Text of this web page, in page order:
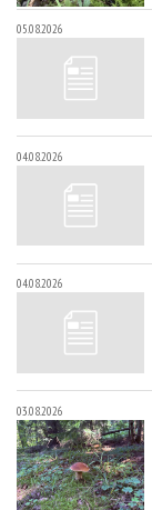
05.08.2026
04.08.2026
04.08.2026
03.08.2026